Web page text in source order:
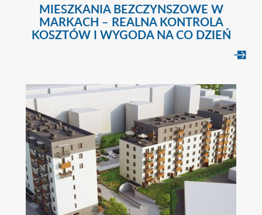
MIESZKANIA BEZCZYNSZOWE W
MARKACH – REALNA KONTROLA
KOSZTÓW I WYGODA NA CO DZIEŃ